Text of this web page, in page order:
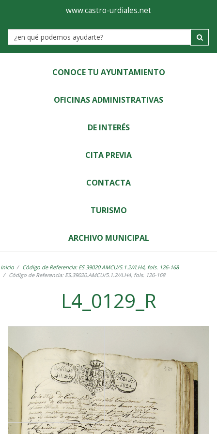
Ayuntamiento
de
Castro-
Urdiales
www.castro-urdiales.net
Label
CONOCE TU AYUNTAMIENTO
OFICINAS ADMINISTRATIVAS
DE INTERÉS
CITA PREVIA
CONTACTA
TURISMO
ARCHIVO MUNICIPAL
Inicio
Código de Referencia: ES.39020.AMCU/5.1.2//LH4, fols. 126-168
Código de Referencia: ES.39020.AMCU/5.1.2//LH4, fols. 126-168
L4_0129_R